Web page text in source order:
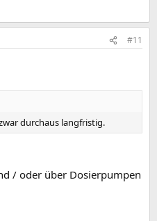
#11
durchaus langfristig.
/ oder über Dosierpumpen